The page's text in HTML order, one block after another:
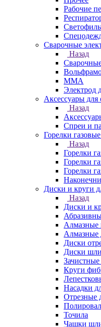
Рабочие
Сварочные
Назад
ММА
Электрод
Аксессуары для
Назад
Спреи и
Горелки газовые
Назад
Горелки
Горелки
Горелки
Диски и круги
Назад
Диски и
Алмазные
Алмазные
Диски
Диски
Круги
Насадки
Отрезные
Точила
Чашки